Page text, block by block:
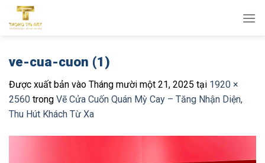
qua
ve-cua-cuon (1)
Được xuất bản vào Tháng mười một 21, 2025 tại 1920 ×
2560 trong Vẽ Cửa Cuốn Quán Mỳ Cay – Tăng Nhận Diện,
Thu Hút Khách Từ Xa